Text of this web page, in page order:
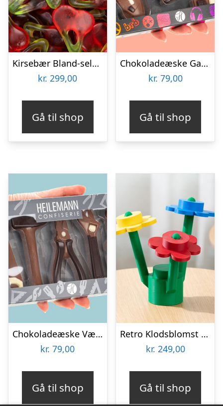
Kirsebær Bland-selv slik i kasser 2,4 kg
kr. 299,00
Gå til shop
Chokoladeæske Gaming
kr. 79,00
Gå til shop
Chokoladeæske Værktøj
kr. 79,00
Gå til shop
Retro Klodsblomst – Stor
kr. 249,00
Gå til shop